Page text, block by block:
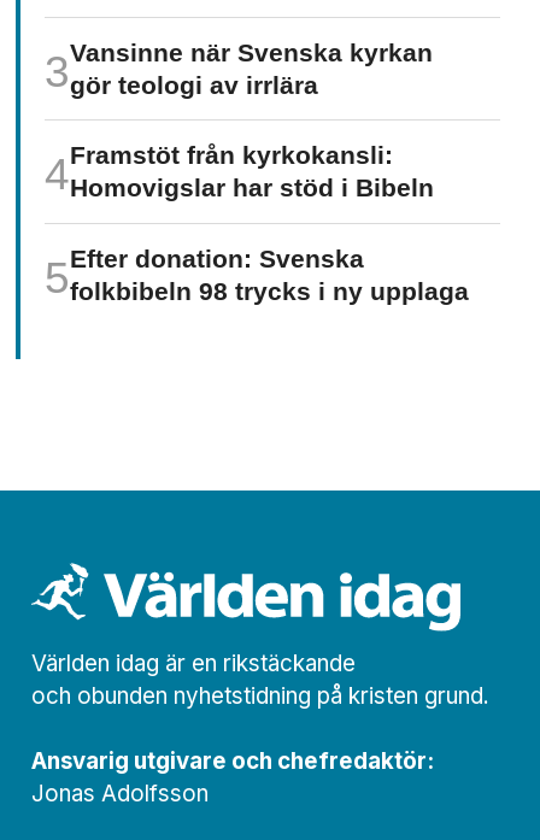
Vansinne när Svenska kyrkan
gör teologi av irrlära
Framstöt från kyrkokansli:
Homo­vigslar har stöd i Bibeln
Efter donation: Svenska
folkbibeln 98 trycks i ny upplaga
Världen idag är en rikstäckande
och obunden nyhets­­­tidning på kristen grund.
Ansvarig utgivare och chef­redaktör:
Jonas Adolfsson